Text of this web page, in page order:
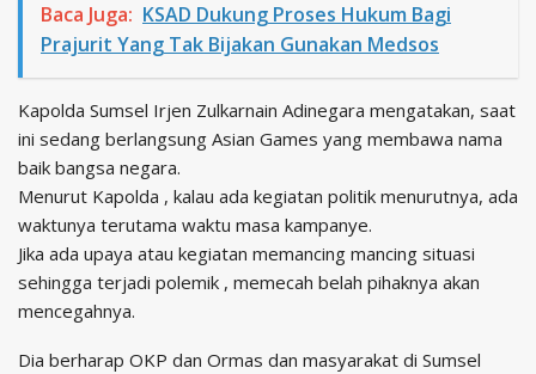
Baca Juga: KSAD Dukung Proses Hukum Bagi
Prajurit Yang Tak Bijakan Gunakan Medsos
Kapolda Sumsel Irjen Zulkarnain Adinegara mengatakan, saat
ini sedang berlangsung Asian Games yang membawa nama
baik bangsa negara.
Menurut Kapolda , kalau ada kegiatan politik menurutnya, ada
waktunya terutama waktu masa kampanye.
Jika ada upaya atau kegiatan memancing mancing situasi
sehingga terjadi polemik , memecah belah pihaknya akan
mencegahnya.
Dia berharap OKP dan Ormas dan masyarakat di Sumsel